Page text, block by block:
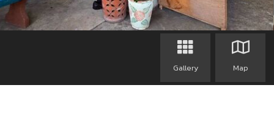
Gallery Map